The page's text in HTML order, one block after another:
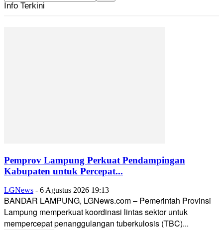
Info Terkini
Pemprov Lampung Perkuat Pendampingan
Kabupaten untuk Percepat...
LGNews - 6 Agustus 2026 19:13
BANDAR LAMPUNG, LGNews.com – Pemerintah Provinsi
Lampung memperkuat koordinasi lintas sektor untuk
mempercepat penanggulangan tuberkulosis (TBC)...